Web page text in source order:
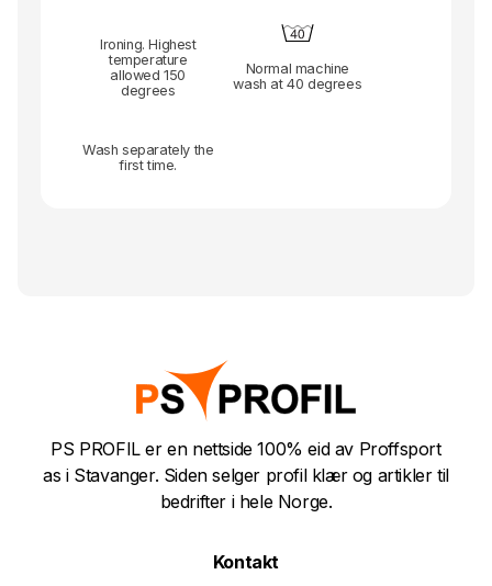
Ironing. Highest
temperature
allowed 150
degrees
Normal machine
wash at 40 degrees
Wash separately the
first time.
PS PROFIL er en nettside 100% eid av Proffsport
as i Stavanger. Siden selger profil klær og artikler til
bedrifter i hele Norge.
Kontakt